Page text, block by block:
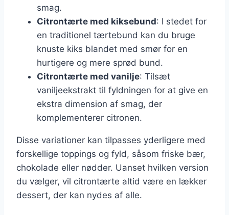
smag.
Citrontærte med kiksebund: I stedet for
en traditionel tærtebund kan du bruge
knuste kiks blandet med smør for en
hurtigere og mere sprød bund.
Citrontærte med vanilje: Tilsæt
vaniljeekstrakt til fyldningen for at give en
ekstra dimension af smag, der
komplementerer citronen.
Disse variationer kan tilpasses yderligere med
forskellige toppings og fyld, såsom friske bær,
chokolade eller nødder. Uanset hvilken version
du vælger, vil citrontærte altid være en lækker
dessert, der kan nydes af alle.